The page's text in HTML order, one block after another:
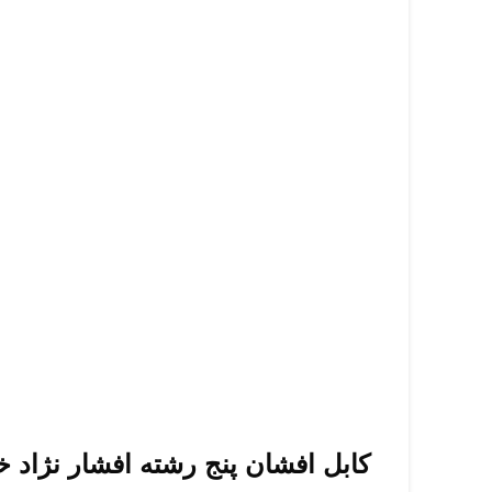
کابل افشان پنج رشته افشار نژاد